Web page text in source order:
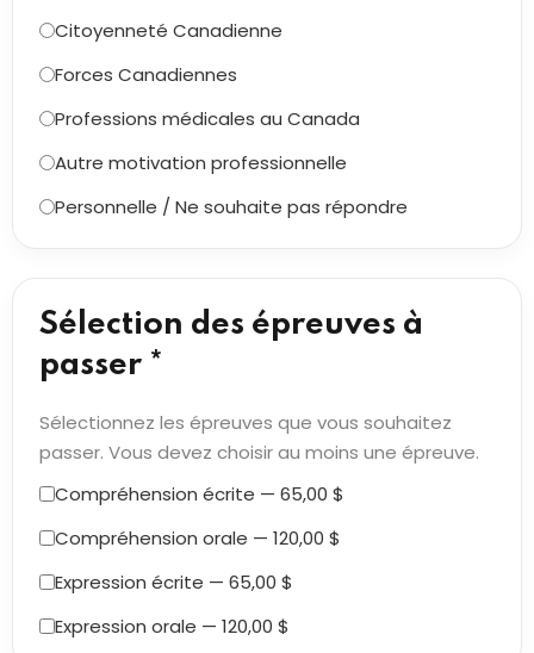
Citoyenneté Canadienne
Forces Canadiennes
Professions médicales au Canada
Autre motivation professionnelle
Personnelle / Ne souhaite pas répondre
Sélection des épreuves à
passer *
Sélectionnez les épreuves que vous souhaitez
passer. Vous devez choisir au moins une épreuve.
Compréhension écrite — 65,00 $
Compréhension orale — 120,00 $
Expression écrite — 65,00 $
Expression orale — 120,00 $